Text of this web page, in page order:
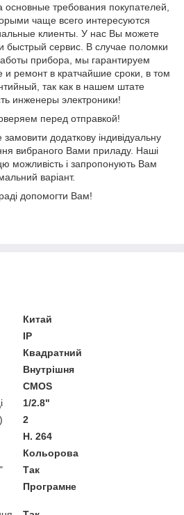
требования покупателей,
чаще всего интересуются
клиенты. У нас Вы можете
быстрый сервис. В случае поломки
прибора, мы гарантируем
и ремонт в кратчайшие сроки, в том
так как в нашем штате
инженеры электроники!
перед отправкой!
додаткову індивідуальну
вибраного Вами приладу. Наші
можливість і запропонують Вам
варіант.
допомогти Вам!
Китай
IP
Квадратний
Внутрішня
CMOS
1/2.8"
2
H. 264
Кольорова
Так
Програмне